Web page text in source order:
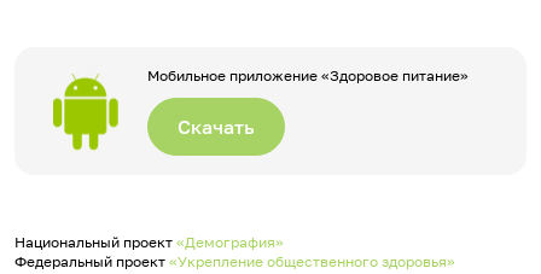
Мобильное приложение «Здоровое питание»
Скачать
Национальный проект «Демография»
Федеральный проект «Укрепление общественного здоровья»